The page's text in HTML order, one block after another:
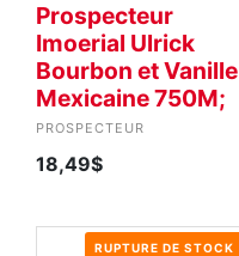
Prospecteur
Imoerial Ulrick
Bourbon et Vanille
Mexicaine 750M;
PROSPECTEUR
18,49$
RUPTURE DE STOCK